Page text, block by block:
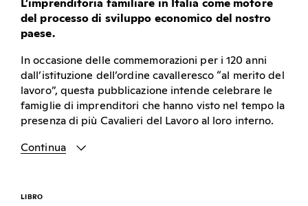
L’imprenditoria familiare in Italia come motore
del processo di sviluppo economico del nostro
paese.
In occasione delle commemorazioni per i 120 anni
dall’istituzione dell’ordine cavalleresco “al merito del
lavoro”, questa pubblicazione intende celebrare le
famiglie di imprenditori che hanno visto nel tempo la
presenza di più Cavalieri del Lavoro al loro interno.
Continua
LIBRO